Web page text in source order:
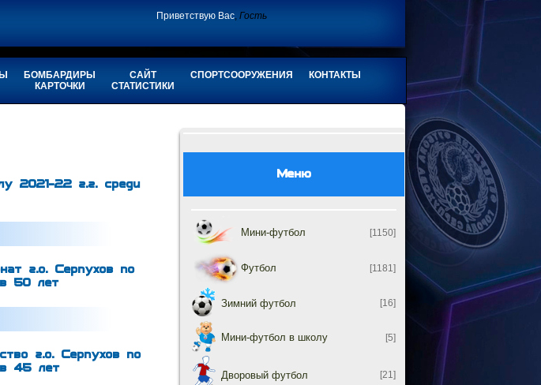
Приветствую Вас,Гость
БОМБАРДИРЫ
КАРТОЧКИ
САЙТ
СТАТИСТИКИ
СПОРТСООРУЖЕНИЯ КОНТАКТЫ
2021-22 г.г. среди
г.о. Серпухов по
50 лет
г.о. Серпухов по
45 лет
Меню
Мини-футбол [1150]
Футбол [1181]
Зимний футбол [16]
Мини-футбол в школу [5]
Дворовый футбол [21]